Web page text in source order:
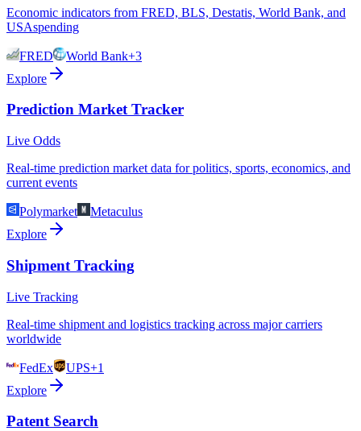
Economic indicators from FRED, BLS, Destatis, World Bank, and
USAspending
FRED World Bank+3
Explore
Prediction Market Tracker
Live Odds
Real-time prediction market data for politics, sports, economics, and
current events
Polymarket
Metaculus
Explore
Shipment Tracking
Live Tracking
Real-time shipment and logistics tracking across major carriers
worldwide
FedEx UPS+1
Explore
Patent Search